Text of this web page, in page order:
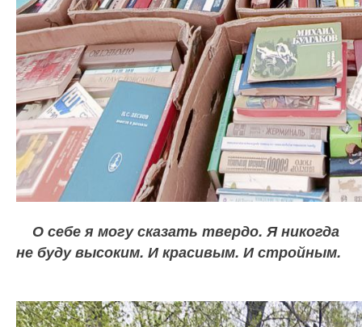
О себе я могу сказать твердо. Я никогда
не буду высоким. И красивым. И стройным.